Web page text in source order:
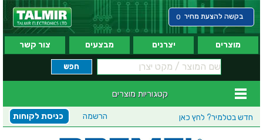
בקשה להצעת מחיר 0
מוצרים יצרנים מבצעים צור קשר
קטגוריות מוצרים
חדש בטלמיר? לחץ כאן כניסת לקוחות הרשמה